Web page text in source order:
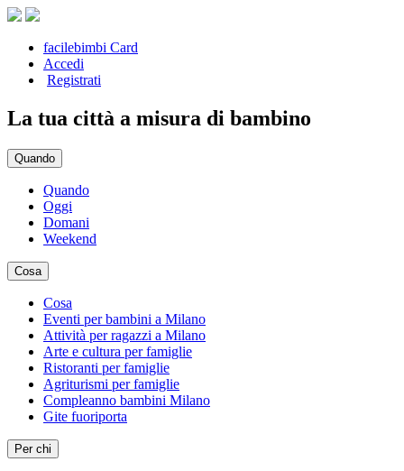
facilebimbi Card
Accedi
Registrati
La tua città a misura di bambino
Quando
Quando
Oggi
Domani
Weekend
Cosa
Cosa
Eventi per bambini a Milano
Attività per ragazzi a Milano
Arte e cultura per famiglie
Ristoranti per famiglie
Agriturismi per famiglie
Compleanno bambini Milano
Gite fuoriporta
Per chi